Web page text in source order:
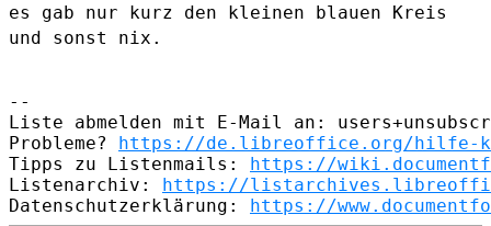
es gab nur kurz den kleinen blauen Kreis
und sonst nix.
--
Liste abmelden mit E-Mail an:
Probleme? https://de.libreoffice.org/hilfe-
Tipps zu Listenmails: https://
Listenarchiv: https://
Datenschutzerklärung: https://